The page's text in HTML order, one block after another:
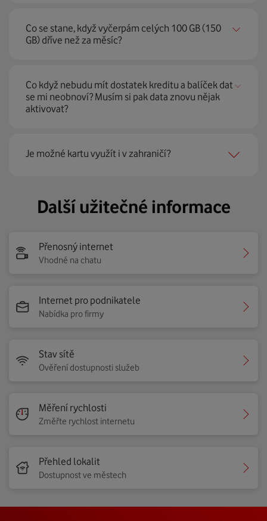
Pokud budete chtít volat nebo posílat SMS, uplatní se
minutová sazba 4,50 Kč a 1,90 Kč za SMS. Zvýhodněné
Co se stane, když vyčerpám celých 100 GB (150
GB) dříve než za měsíc?
V tom případě vám automaticky naskočí nový balíček se
150 GB dat s měsíční platností. Podmínkou je, abyste měli
dostatečný kredit (449 Kč) pro jeho obnovení.
Co když nebudu mít dostatek kreditu a balíček dat
se mi neobnoví? Musím si pak data znovu nějak
aktivovat?
Jakmile si dobijete dostatečný kredit (449 Kč) a poprvé se
znovu připojíte k internetu, začnete čerpat nový měsíční
navýšený objem dat 150 GB.
Je možné kartu využít i v zahraničí?
Další užitečné informace
Přenosný internet
Vhodné na chatu
Internet pro podnikatele
Nabídka pro firmy
Stav sítě
Ověření dostupnosti služeb
Měření rychlosti
Změřte rychlost internetu
Přehled lokalit
Dostupnost ve městech